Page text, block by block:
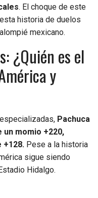
. El choque de este
historia de duelos
mexicano.
¿Quién es el
y
Pachuca
un momio +220,
+128. Pese a la historia
sigue siendo
Hidalgo.